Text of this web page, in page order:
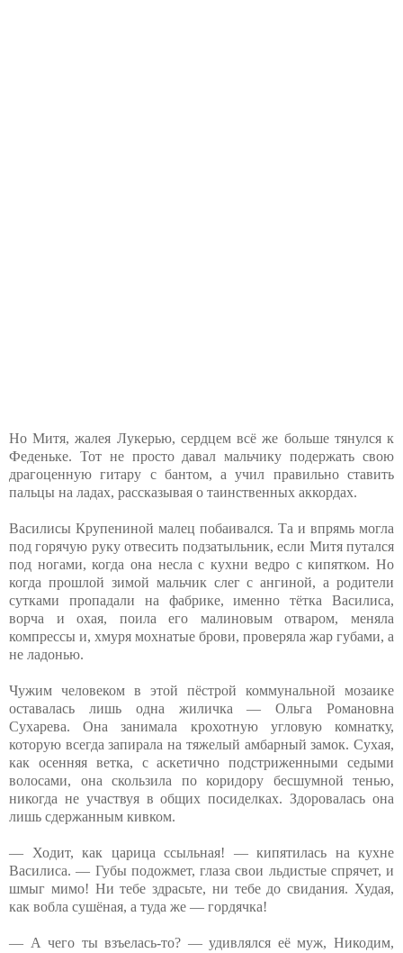
Но Митя, жалея Лукерью, сердцем всё же больше тянулся к
Феденьке. Тот не просто давал мальчику подержать свою
драгоценную гитару с бантом, а учил правильно ставить
пальцы на ладах, рассказывая о таинственных аккордах.
Василисы Крупениной малец побаивался. Та и впрямь могла
под горячую руку отвесить подзатыльник, если Митя путался
под ногами, когда она несла с кухни ведро с кипятком. Но
когда прошлой зимой мальчик слег с ангиной, а родители
сутками пропадали на фабрике, именно тётка Василиса,
ворча и охая, поила его малиновым отваром, меняла
компрессы и, хмуря мохнатые брови, проверяла жар губами, а
не ладонью.
Чужим человеком в этой пёстрой коммунальной мозаике
оставалась лишь одна жиличка — Ольга Романовна
Сухарева. Она занимала крохотную угловую комнатку,
которую всегда запирала на тяжелый амбарный замок. Сухая,
как осенняя ветка, с аскетично подстриженными седыми
волосами, она скользила по коридору бесшумной тенью,
никогда не участвуя в общих посиделках. Здоровалась она
лишь сдержанным кивком.
— Ходит, как царица ссыльная! — кипятилась на кухне
Василиса. — Губы подожмет, глаза свои льдистые спрячет, и
шмыг мимо! Ни тебе здрасьте, ни тебе до свидания. Худая,
как вобла сушёная, а туда же — гордячка!
— А чего ты взъелась-то? — удивлялся её муж, Никодим,